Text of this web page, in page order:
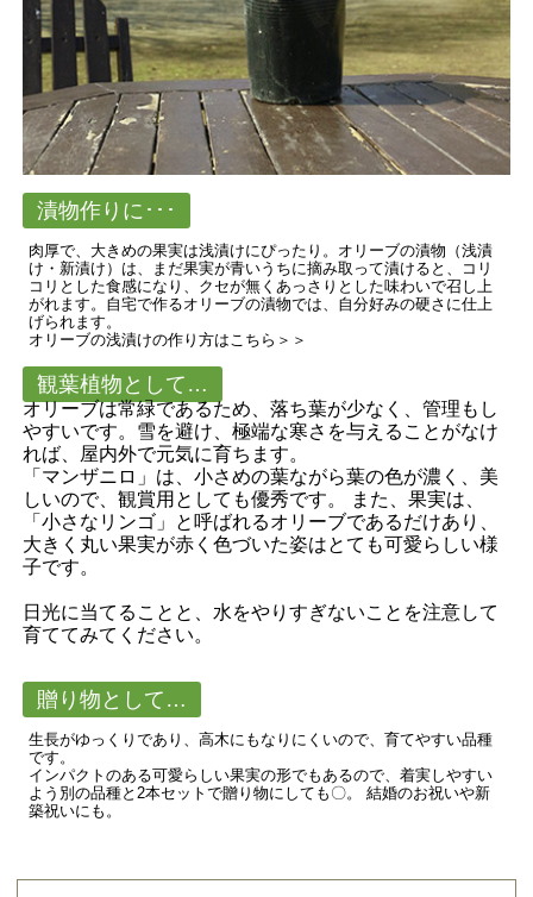
漬物作りに･･･
肉厚で、大きめの果実は浅漬けにぴったり。オリーブの漬物（浅漬
け・新漬け）は、まだ果実が青いうちに摘み取って漬けると、コリ
コリとした食感になり、クセが無くあっさりとした味わいで召し上
がれます。自宅で作るオリーブの漬物では、自分好みの硬さに仕上
げられます。
オリーブの浅漬けの作り方はこちら＞＞
観葉植物として…
オリーブは常緑であるため、落ち葉が少なく、管理もし
やすいです。雪を避け、極端な寒さを与えることがなけ
れば、屋内外で元気に育ちます。
「マンザニロ」は、小さめの葉ながら葉の色が濃く、美
しいので、観賞用としても優秀です。 また、果実は、
「小さなリンゴ」と呼ばれるオリーブであるだけあり、
大きく丸い果実が赤く色づいた姿はとても可愛らしい様
子です。
日光に当てることと、水をやりすぎないことを注意して
育ててみてください。
贈り物として…
生長がゆっくりであり、高木にもなりにくいので、育てやすい品種
です。
インパクトのある可愛らしい果実の形でもあるので、着実しやすい
よう別の品種と2本セットで贈り物にしても〇。 結婚のお祝いや新
築祝いにも。